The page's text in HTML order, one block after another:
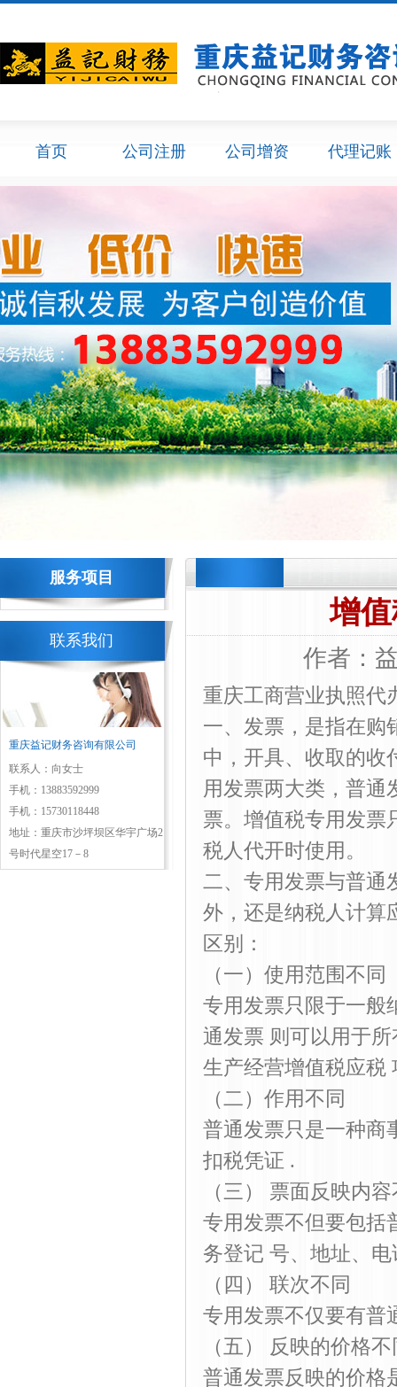
首页 公司注册 公司增资 代理记账
服务项目
联系我们
重庆益记财务咨询有限公司
联系人：向女士
手机：13883592999
手机：15730118448
地址：重庆市沙坪坝区华宇广场2
号时代星空17－8
增
作者：
重庆工商营业执照代
一、发票，是指在购
中，开具、收取的收
用发票两大类，普通
票。增值税专用发票
税人代开时使用。
二、专用发票与普通
外，还是纳税人计算
区别：
（一）使用范围不同
专用发票只限于一般
通发票 则可以用于
生产经营增值税应税
（二）作用不同
普通发票只是一种商
扣税凭证 .
（三） 票面反映内
专用发票不但要包括
务登记 号、地址、
（四） 联次不同
专用发票不仅要有普
（五） 反映的价格
普通发票反映的价格